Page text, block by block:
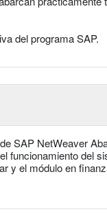
del programa SAP.
SAP NetWeaver
funcionamiento del
y el módulo en